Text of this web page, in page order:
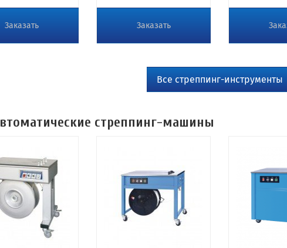
Заказать Заказать
Все cтреппинг-инструменты
стреппинг-машины